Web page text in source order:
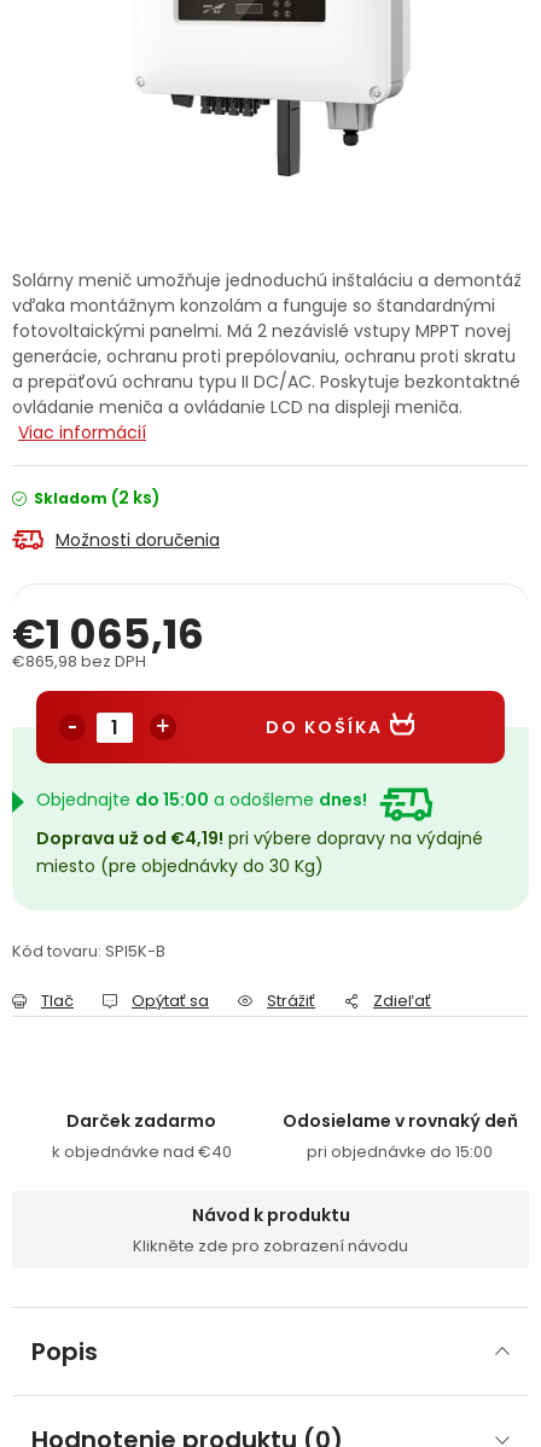
Servis náradia Hodnotenie obchodu
Doprava a platba
Kontakty
Reklamačný formulár
Obchodné podmienky
Podmienky ochrany osobných údajov
Přihlášení Registrace
Solárny menič umožňuje jednoduchú inštaláciu a demontáž
vďaka montážnym konzolám a funguje so štandardnými
fotovoltaickými panelmi. Má 2 nezávislé vstupy MPPT novej
generácie, ochranu proti prepólovaniu, ochranu proti skratu
a prepäťovú ochranu typu II DC/AC. Poskytuje bezkontaktné
ovládanie meniča a ovládanie LCD na displeji meniča.
Viac informácií
Skladom (2 ks)
Možnosti doručenia
€1 065,16
€865,98 bez DPH
DO KOŠÍKA
Objednajte do 15:00 a odošleme dnes!
Doprava už od €4,19! pri výbere dopravy na výdajné
miesto (pre objednávky do 30 Kg)
Kód tovaru: SPI5K-B
Tlač Opýtať sa Strážiť Zdieľať
Darček zadarmo
k objednávke nad €40
Odosielame v rovnaký deň
pri objednávke do 15:00
Návod k produktu
Klikněte zde pro zobrazení návodu
Popis
Hodnotenie produktu (0)